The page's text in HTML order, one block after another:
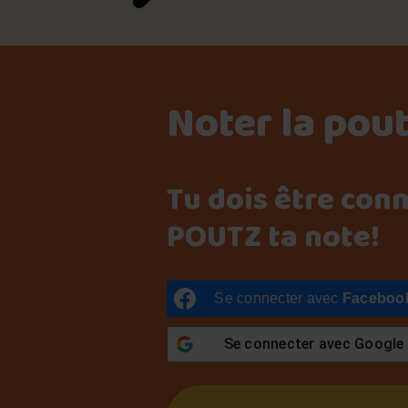
Noter la
Tu dois être
POUTZ ta note!
Se connecter avec
Se connecter avec Google